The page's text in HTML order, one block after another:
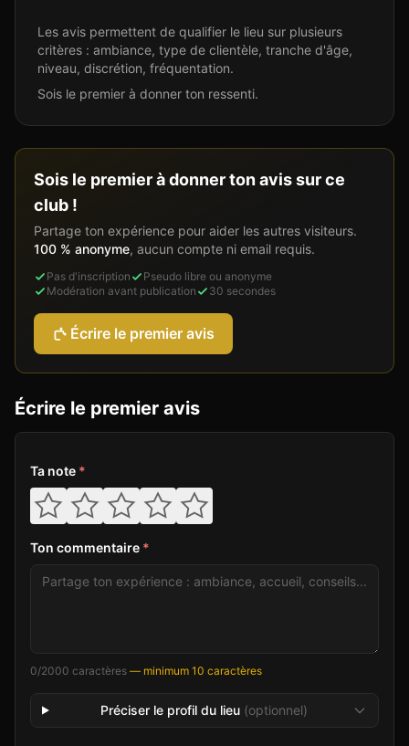
Les avis permettent de qualifier le lieu sur plusieurs
critères : ambiance, type de clientèle, tranche d'âge,
niveau, discrétion, fréquentation.
Sois le premier à donner ton ressenti.
Sois le premier à donner ton avis sur ce
club !
Partage ton expérience pour aider les autres visiteurs.
100 % anonyme, aucun compte ni email requis.
Pas d'inscription
Pseudo libre ou anonyme
Modération avant publication
30 secondes
Écrire le premier avis
Écrire le premier avis
Ta note *
Ton commentaire *
0/2000 caractères — minimum 10 caractères
Préciser le profil du lieu (optionnel)